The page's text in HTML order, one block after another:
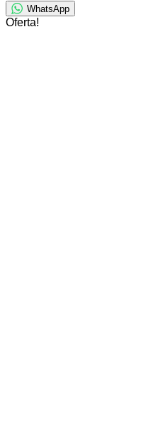
WhatsApp
Oferta!